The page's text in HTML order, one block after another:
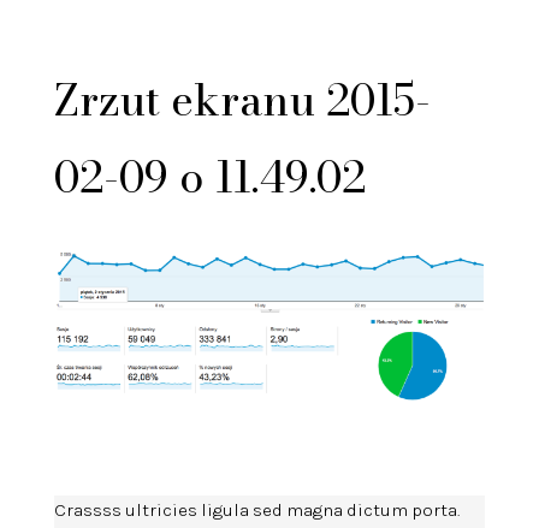
Zrzut ekranu 2015-
02-09 o 11.49.02
Crassss ultricies ligula sed magna dictum porta.